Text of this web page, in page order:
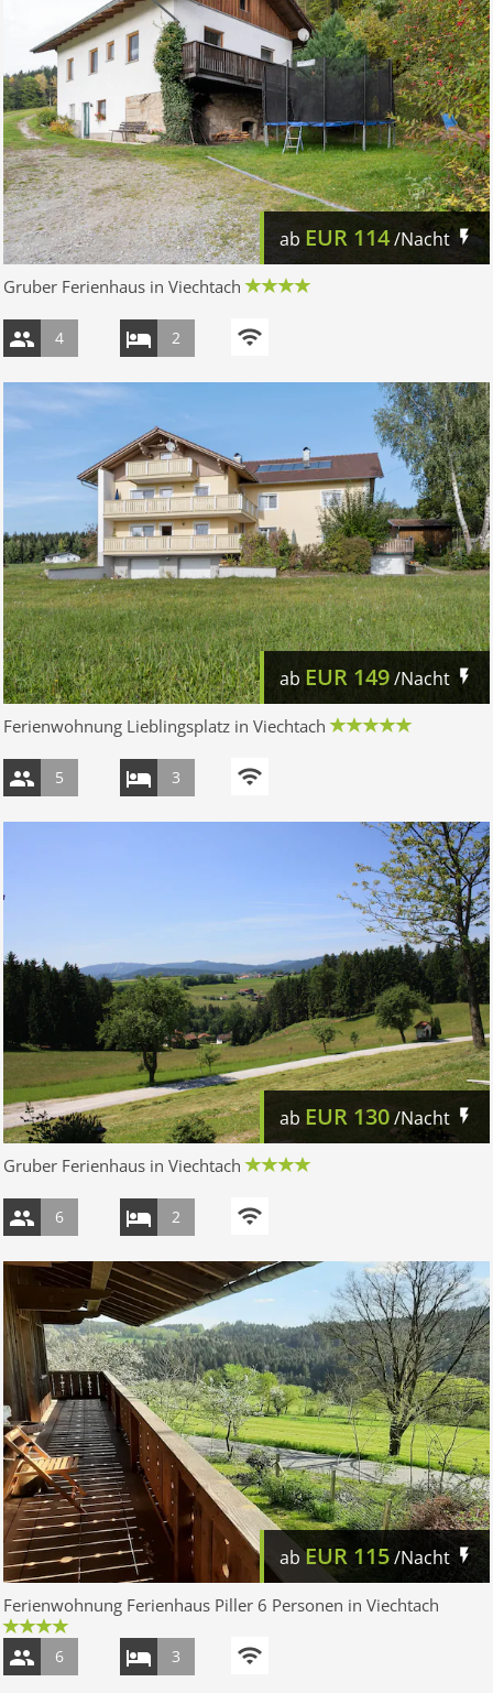
ab EUR 114/Nacht
Gruber Ferienhaus in Viechtach
4 2
ab EUR 149/Nacht
Ferienwohnung Lieblingsplatz in Viechtach
5 3
ab EUR 130/Nacht
Gruber Ferienhaus in Viechtach
6 2
abEUR 115/Nacht
Ferienwohnung Ferienhaus Piller 6 Personen in Viechtach
6 3